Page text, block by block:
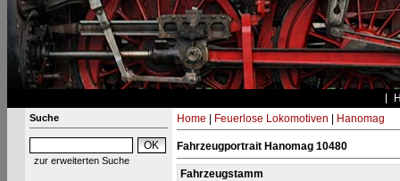
Suche
zur erweiterten Suche
Home Feuerlose Lokomotiven Hanomag
Fahrzeugportrait Hanomag 10480
Fahrzeugstamm